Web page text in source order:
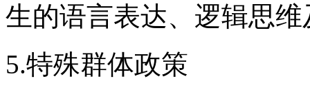
生的语言表达、逻辑思
5.特殊群体政策